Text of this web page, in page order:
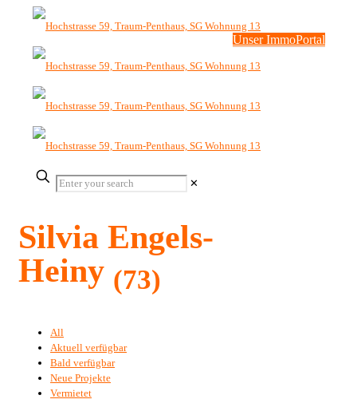
Unser ImmoPortal
✕
Silvia Engels-
Heiny (73)
All
Aktuell verfügbar
Bald verfügbar
Neue Projekte
Vermietet